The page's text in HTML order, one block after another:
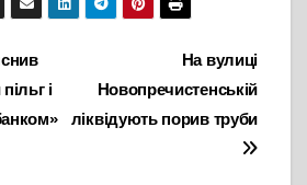
На вулиці
Новопречистенській
ліквідують порив труби
і